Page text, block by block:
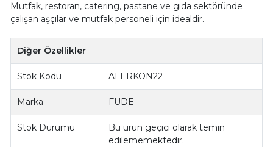
Mutfak, restoran, catering, pastane ve gıda sektöründe
çalışan aşçılar ve mutfak personeli için idealdir.
Diğer Özellikler
Stok Kodu ALERKON22
Marka FUDE
Stok Durumu
Bu ürün geçici olarak temin
edilememektedir.